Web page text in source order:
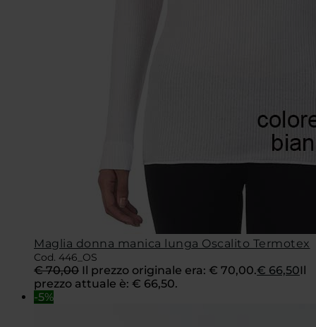
Maglia donna manica lunga Oscalito Termotex
Cod. 446_OS
€70,00 Il prezzo originale era: € 70,00.€ 66,50Il
prezzo attuale è: € 66,50.
-5%